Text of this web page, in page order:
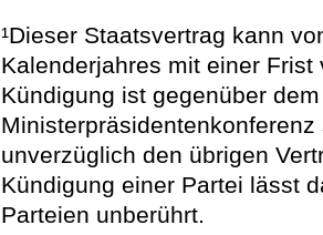
¹Dieser Staatsvertrag kann
Kalenderjahres mit einer Frist
Kündigung ist gegenüber
unverzüglich den übrigen
Kündigung einer Partei lässt
Parteien unberührt.